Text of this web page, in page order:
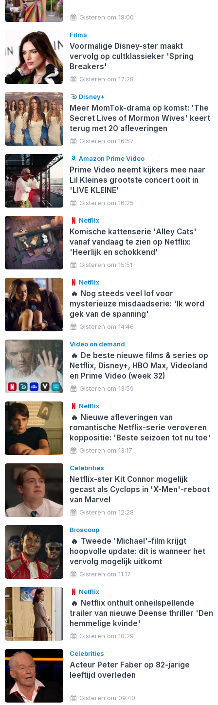
Gisteren om 18:00
Films
Voormalige Disney-ster maakt
vervolg op cultklassieker 'Spring
Breakers'
Gisteren om 17:28
Disney+
Meer MomTok-drama op komst: 'The
Secret Lives of Mormon Wives' keert
terug met 20 afleveringen
Gisteren om 16:57
Amazon Prime Video
Prime Video neemt kijkers mee naar
Lil Kleines grootste concert ooit in
'LIVE KLEINE'
Gisteren om 16:25
Netflix
Komische kattenserie 'Alley Cats'
vanaf vandaag te zien op Netflix:
'Heerlijk en schokkend'
Gisteren om 15:51
Netflix
🔥 Nog steeds veel lof voor
mysterieuze misdaadserie: 'Ik word
gek van de spanning'
Gisteren om 14:46
Video on demand
🔥 De beste nieuwe films & series op
Netflix, Disney+, HBO Max, Videoland
en Prime Video (week 32)
Gisteren om 13:59
Netflix
🔥 Nieuwe afleveringen van
romantische Netflix-serie veroveren
koppositie: 'Beste seizoen tot nu toe'
Gisteren om 13:17
Celebrities
Netflix-ster Kit Connor mogelijk
gecast als Cyclops in 'X-Men'-reboot
van Marvel
Gisteren om 12:28
Bioscoop
🔥 Tweede 'Michael'-film krijgt
hoopvolle update: dít is wanneer het
vervolg mogelijk uitkomt
Gisteren om 11:17
Netflix
🔥 Netflix onthult onheilspellende
trailer van nieuwe Deense thriller 'Den
hemmelige kvinde'
Gisteren om 10:29
Celebrities
Acteur Peter Faber op 82-jarige
leeftijd overleden
Gisteren om 09:40